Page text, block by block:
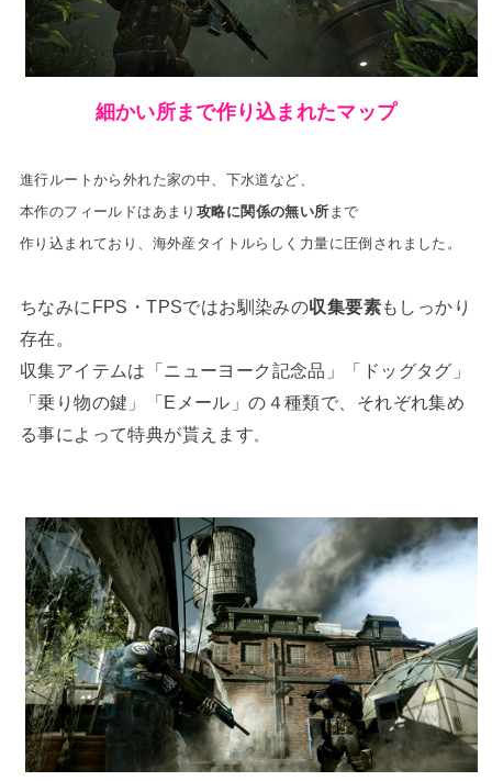
細かい所まで作り込まれたマップ
進行ルートから外れた家の中、下水道など、
本作のフィールドはあまり 攻略に関係の無い所 まで
作り込まれており、海外産タイトルらしく力量に圧倒されました。
ちなみにFPS・TPSではお馴染みの収集要素もしっかり
存在。
収集アイテムは「ニューヨーク記念品」「ドッグタグ」
「乗り物の鍵」「Eメール」の４種類で、それぞれ集め
る事によって特典が貰えます 。